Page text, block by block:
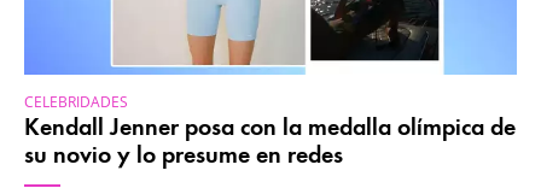
CELEBRIDADES
Kendall Jenner posa con la medalla olímpica de
su novio y lo presume en redes